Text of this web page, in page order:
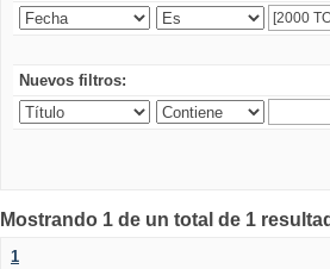
Nuevos filtros:
Mostrando 1 de un total de 1
1